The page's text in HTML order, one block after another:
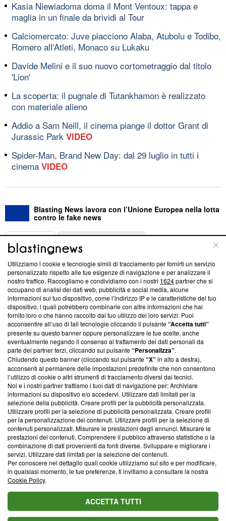
Kasia Niewiadoma doma il Mont Ventoux: tappa e
maglia in un finale da brividi al Tour
Calciomercato: Juve piacciono Alaba, Atubolu e Todibo,
Romero all'Atleti, Monaco su Lukaku
Davide Melini e il suo nuovo cortometraggio dal titolo
'Lion'
La scoperta: il pugnale di Tutankhamon è realizzato
con materiale alieno
Addio a Sam Neill, il cinema piange il dottor Grant di
Jurassic Park VIDEO
Spider-Man, Brand New Day: dal 29 luglio in tutti i
cinema VIDEO
Blasting News lavora con l’Unione Europea nella lotta
contro le fake news
ABOUT
Questa sezione offre informazioni trasparenti su Blasting
News, sui nostri processi editoriali e su come ci impegniamo a
creare news di qualità. Inoltre, afferma la nostra aderenza a
‘Trust Project - News with Integrity’Blasting News non è
ancora membro del programma, ma ha richiesto di farne
parte; Trust Project non ha ancora effettuato una verifica di
conformità agli standard.
Su di noi
Team editoriale
Corporate
Redazione
Informativa Privacy
Cookie Policy
Blasting SA, IDI CHE-247.845.224, Via Carlo Frasca, 3 - 6900
Lugano (Svizzera) Tel:+39 0690258937
© 2026 Blasting News
Utilizziamo i cookie e tecnologie simili di tracciamento per fornirti un servizio
personalizzato rispetto alle tue esigenze di navigazione e per analizzare il
nostro traffico. Raccogliamo e condividiamo con i nostri 1624partner che si
occupano di analisi dei dati web, pubblicità e social media, alcune
informazioni sul tuo dispositivo, come l’indirizzo IP e le caratteristiche del tuo
dispositivo, i quali potrebbero combinarle con altre informazioni che hai
fornito loro o che hanno raccolto dal tuo utilizzo dei loro servizi. Puoi
acconsentire all’uso di tali tecnologie cliccando il pulsante“Accetta tutti”
presente su questo banner oppure personalizzare le tue scelte, anche
eventualmente negando il consenso al trattamento dei dati personali da
parte dei partner terzi, cliccando sul pulsante“Personalizza”.
Chiudendo questo banner (cliccando sul pulsante“X”in alto a destra),
acconsenti al permanere delle impostazioni predefinite che non consentono
l’utilizzo di cookie o altri strumenti di tracciamento diversi dai tecnici.
Noi e i nostri partner trattiamo i tuoi dati di navigazione per: Archiviare
informazioni su dispositivo e/o accedervi. Utilizzare dati limitati per la
selezione della pubblicità. Creare profili per la pubblicità personalizzata.
Utilizzare profili per la selezione di pubblicità personalizzata. Creare profili
per la personalizzazione dei contenuti. Utilizzare profili per la selezione di
contenuti personalizzati. Misurare le prestazioni degli annunci. Misurare le
prestazioni dei contenuti. Comprendere il pubblico attraverso statistiche o la
combinazione di dati provenienti da fonti diverse. Sviluppare e migliorare i
servizi. Utilizzare dati limitati per la selezione dei contenuti.
Per conoscere nel dettaglio quali cookie utilizziamo sul sito e per modificare,
in qualsiasi momento, le tue preferenze, ti invitiamo a consultare la nostra
Cookie Policy.
ACCETTA TUTTI